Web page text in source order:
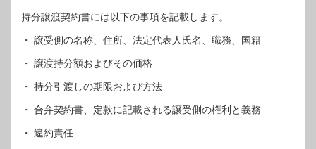
持分譲渡契約書には以下の事項を記載します。
・ 譲受側の名称、住所、法定代表人氏名、職務、国籍
・ 譲渡持分額およびその価格
・ 持分引渡しの期限および方法
・ 合弁契約書、定款に記載される譲受側の権利と義務
・ 違約責任